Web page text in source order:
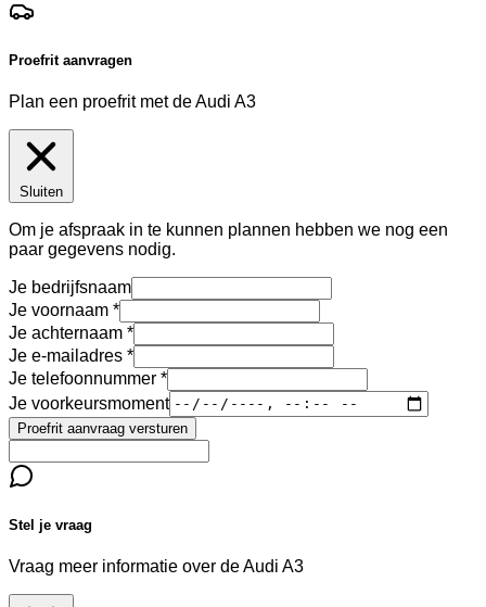
Proefrit aanvragen
Plan een proefrit met de Audi A3
Sluiten
Om je afspraak in te kunnen plannen hebben we nog een
paar gegevens nodig.
Je bedrijfsnaam
Je voornaam
Je achternaam
Je e-mailadres
Je telefoonnummer
Je voorkeursmoment
Proefrit aanvraag versturen
Stel je vraag
Vraag meer informatie over deAudi A3